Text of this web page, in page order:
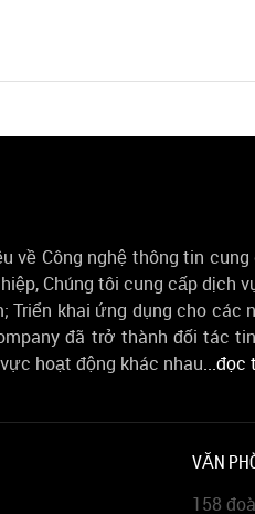
về Công nghệ thông tin
Chúng tôi cung cấp dịch
Triển khai ứng dụng cho các
đã trở thành đối tác
hoạt động khác nhau...đọc
VĂN
158